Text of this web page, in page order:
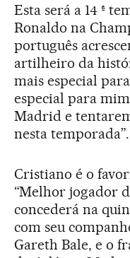
Esta será a 14 ª
Ronaldo na
português
artilheiro da
mais especial
especial para
Madrid e
nesta temporada”.
Cristiano é o
“Melhor jogador
concederá na
com seu
Gareth Bale, e o